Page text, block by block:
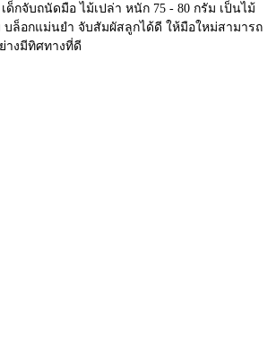
ด็กจับถนัดมือ ไม้เปล่า หนัก 75 - 80 กรัม เป็นไม้
บล็อกแม่นยำ จับสัมผัสลูกได้ดี ให้มือใหม่สามารถ
างมีทิศทางที่ดี